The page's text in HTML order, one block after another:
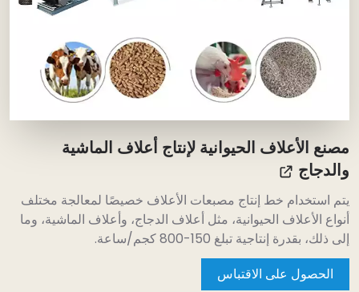
الأعلاف الحيوانية لإنتاج أعلاف الماشية
استخدام خط إنتاج مصبعات الأعلاف خصيصًا لمعالجة مختلف
الأعلاف الحيوانية، مثل أعلاف الدجاج، وأعلاف الماشية، وما
ذلك، بقدرة إنتاجية تبلغ 150-800 كجم/ساعة.
الحصول على الاقتباس